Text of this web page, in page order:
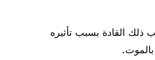
ذلك القادة بسبب تأثيره